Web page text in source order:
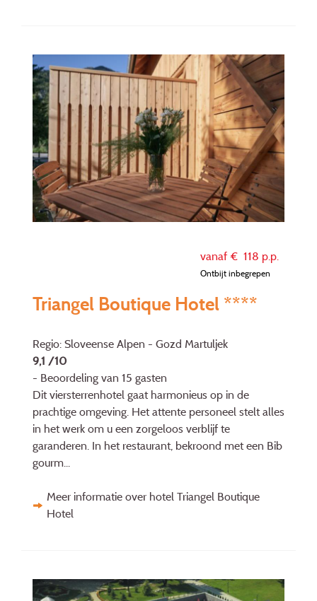
vanaf € 118 p.p.
Ontbijt inbegrepen
Triangel Boutique Hotel ****
Regio: Sloveense Alpen - Gozd Martuljek
9,1 /10
- Beoordeling van 15 gasten
Dit viersterrenhotel gaat harmonieus op in de
prachtige omgeving. Het attente personeel stelt alles
in het werk om u een zorgeloos verblijf te
garanderen. In het restaurant, bekroond met een Bib
gourm...
Meer informatie over hotel Triangel Boutique
Hotel